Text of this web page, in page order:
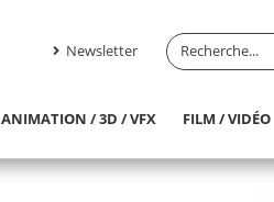
Newsletter
ANIMATION / 3D / VFX FILM / VIDÉO